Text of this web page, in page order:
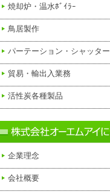
焼却炉・温水ﾎﾞｲﾗｰ
鳥居製作
パーテーション・シャッター
貿易・輸出入業務
活性炭各種製品
企業理念
会社概要